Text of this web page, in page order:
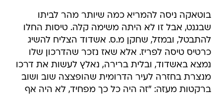
בוטאקה ניסה להמריא כמה שיותר מהר לביתו
שבגנט, אבל זו לא היתה משימה קלה. טיסות החלו
להתבטל, ובמזל, שחקן מ.ס. אשדוד הצליח להשיג
כרטיס טיסה לפריז. אלא שאז נזכר שהדרכון שלו
נמצא באשדוד, ובלית ברירה, נאלץ לעשות את דרכו
מנצרת בחזרה לעיר הדרומית שהופצצה שוב ושוב
ברקטות מעזה: "זה היה כל כך מפחיד, לא היה אף